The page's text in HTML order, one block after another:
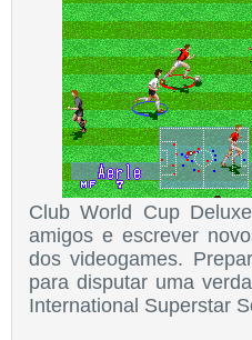
Club World Cup
amigos e escrever
dos videogames.
para disputar uma
International Superstar